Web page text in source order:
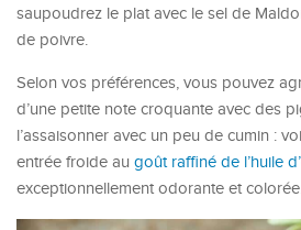
saupoudrez le plat avec le sel de
de poivre.
Selon vos préférences, vous pouvez
d’une petite note croquante avec des
l’assaisonner avec un peu de cumin :
entrée froide au goût raffiné de l’huile
exceptionnellement odorante et